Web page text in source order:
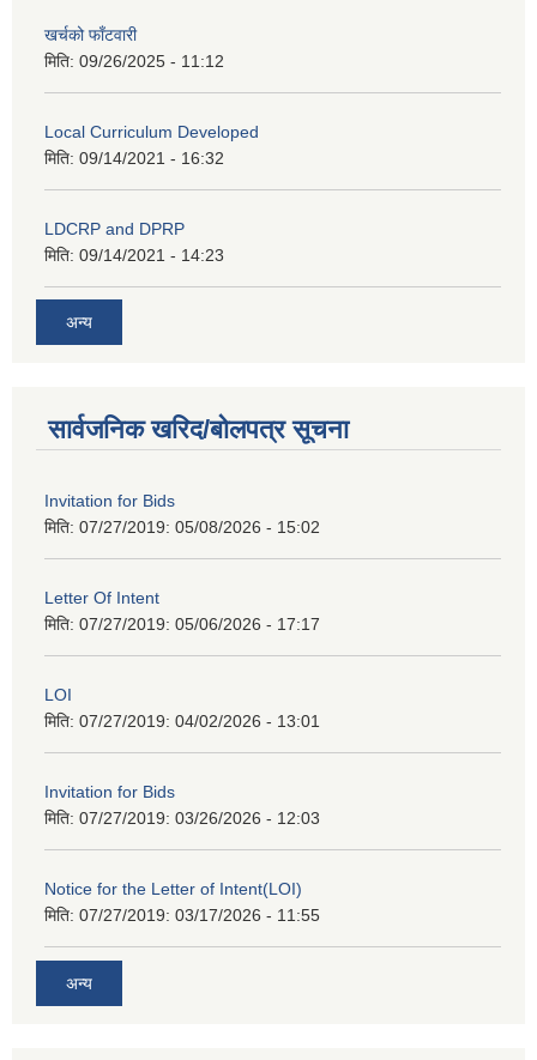
खर्चको फाँटवारी
मिति: 09/26/2025 - 11:12
Local Curriculum Developed
मिति: 09/14/2021 - 16:32
LDCRP and DPRP
मिति: 09/14/2021 - 14:23
अन्य
सार्वजनिक खरिद/बोलपत्र सूचना
Invitation for Bids
मिति: 07/27/2019: 05/08/2026 - 15:02
Letter Of Intent
मिति: 07/27/2019: 05/06/2026 - 17:17
LOI
मिति: 07/27/2019: 04/02/2026 - 13:01
Invitation for Bids
मिति: 07/27/2019: 03/26/2026 - 12:03
Notice for the Letter of Intent(LOI)
मिति: 07/27/2019: 03/17/2026 - 11:55
अन्य